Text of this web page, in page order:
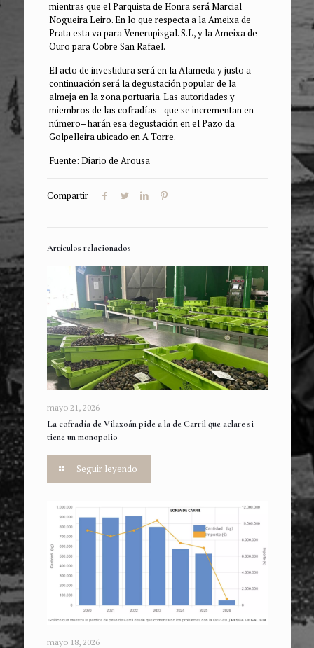
mientras que el Parquista de Honra será Marcial
Nogueira Leiro. En lo que respecta a la Ameixa de
Prata esta va para Venerupisgal. S.L, y la Ameixa de
Ouro para Cobre San Rafael.
El acto de investidura será en la Alameda y justo a
continuación será la degustación popular de la
almeja en la zona portuaria. Las autoridades y
miembros de las cofradías –que se incrementan en
número– harán esa degustación en el Pazo da
Golpelleira ubicado en A Torre.
Fuente: Diario de Arousa
Compartir
Artículos relacionados
mayo 21, 2026
La cofradía de Vilaxoán pide a la de Carril que aclare si
tiene un monopolio
Seguir leyendo
mayo 18, 2026